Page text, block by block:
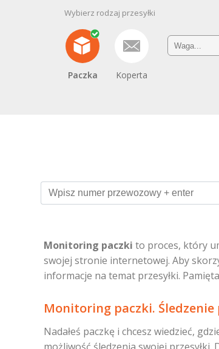
Wybierz rodzaj przesyłki
Paczka Koperta
Monitoring paczki to proces, który
swojej stronie internetowej. Aby
informacje na temat przesyłki.
Monitoring paczki. Śledzenie
Nadałeś paczkę i chcesz wiedzieć,